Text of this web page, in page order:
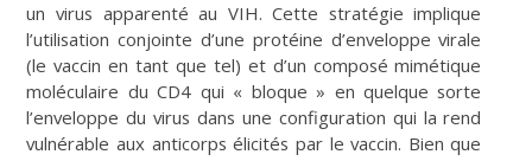
un virus apparenté au VIH. Cette stratégie implique
l’utilisation conjointe d’une protéine d’enveloppe virale
(le vaccin en tant que tel) et d’un composé mimétique
moléculaire du CD4 qui « bloque » en quelque sorte
l’enveloppe du virus dans une configuration qui la rend
vulnérable aux anticorps élicités par le vaccin. Bien que